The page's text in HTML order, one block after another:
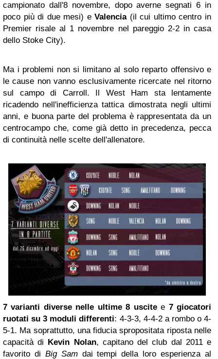
campionato dall'8 novembre, dopo averne segnati 6 in
poco più di due mesi) eValencia(il cui ultimo centro in
Premier risale al 1 novembre nel pareggio 2-2 in casa
dello Stoke City).
Ma i problemi non si limitano al solo reparto offensivo e
le cause non vanno esclusivamente ricercate nel ritorno
sul campo di Carroll. Il West Ham sta lentamente
ricadendo nell'inefficienza tattica dimostrata negli ultimi
anni, e buona parte del problema è rappresentata da un
centrocampo che, come già detto in precedenza, pecca
di continuità nelle scelte dell'allenatore.
7 varianti diverse nelle ultime 8 uscitee 7 giocatori
ruotati su 3 moduli differenti: 4-3-3, 4-4-2 a rombo o 4-
5-1. Ma soprattutto, una fiducia spropositata riposta nelle
capacità di Kevin Nolan, capitano del club dal 2011 e
favorito di Big Samdai tempi della loro esperienza al